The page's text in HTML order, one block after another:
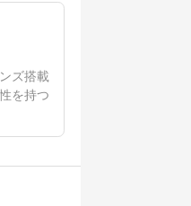
ズ搭載
を持つ